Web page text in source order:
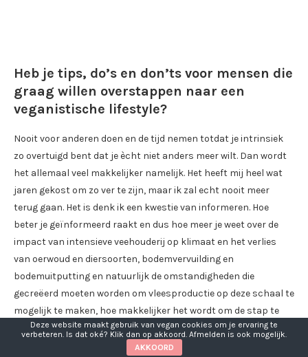
Heb je tips, do’s en don’ts voor mensen die
graag willen overstappen naar een
veganistische lifestyle?
Nooit voor anderen doen en de tijd nemen totdat je intrinsiek
zo overtuigd bent dat je ècht niet anders meer wilt. Dan wordt
het allemaal veel makkelijker namelijk. Het heeft mij heel wat
jaren gekost om zo ver te zijn, maar ik zal echt nooit meer
terug gaan. Het is denk ik een kwestie van informeren. Hoe
beter je geïnformeerd raakt en dus hoe meer je weet over de
impact van intensieve veehouderij op klimaat en het verlies
van oerwoud en diersoorten, bodemvervuilding en
bodemuitputting en natuurlijk de omstandigheden die
gecreëerd moeten worden om vleesproductie op deze schaal te
mogelijk te maken, hoe makkelijker het wordt om de stap te
zetten. Het is erg prettig om in het reine te zijn met je geweten.
Veel mensen realiseren zich zelf ook wel dat het niet helemaal
Deze website maakt gebruik van vegan cookies om je ervaring te
verbeteren. Is dat oké? Klik dan op akkoord. Afmelden is ook mogelijk.
AKKOORD